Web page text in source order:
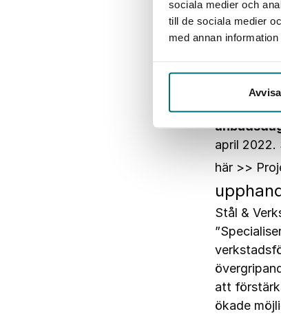
sociala medier och
till de sociala medier
med annan
Avvisa
kunskap
& V
april 2022.
här >>
Stål &
att
ökade